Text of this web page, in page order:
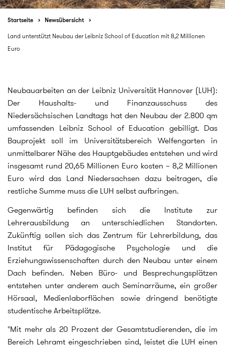
Startseite
Newsübersicht
Land unterstützt Neubau der Leibniz School of Education mit 8,2 Millionen
Euro
Neubauarbeiten an der Leibniz Universität Hannover (LUH):
Der Haushalts- und Finanzausschuss des
Niedersächsischen Landtags hat den Neubau der 2.800 qm
umfassenden Leibniz School of Education gebilligt. Das
Bauprojekt soll im Universitätsbereich Welfengarten in
unmittelbarer Nähe des Hauptgebäudes entstehen und wird
insgesamt rund 20,65 Millionen Euro kosten – 8,2 Millionen
Euro wird das Land Niedersachsen dazu beitragen, die
restliche Summe muss die LUH selbst aufbringen.
Gegenwärtig befinden sich die Institute zur
Lehrerausbildung an unterschiedlichen Standorten.
Zukünftig sollen sich das Zentrum für Lehrerbildung, das
Institut für Pädagogische Psychologie und die
Erziehungswissenschaften durch den Neubau unter einem
Dach befinden. Neben Büro- und Besprechungsplätzen
entstehen unter anderem auch Seminarräume, ein großer
Hörsaal, Medienlaborflächen sowie dringend benötigte
studentische Arbeitsplätze.
"Mit mehr als 20 Prozent der Gesamtstudierenden, die im
Bereich Lehramt eingeschrieben sind, leistet die LUH einen